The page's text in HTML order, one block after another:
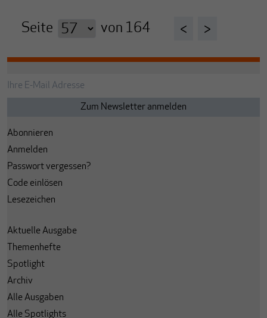
Seite von 164 < >
Abonnieren
Anmelden
Passwort vergessen?
Code einlösen
Lesezeichen
Aktuelle Ausgabe
Themenhefte
Spotlight
Archiv
Alle Ausgaben
Alle Spotlights